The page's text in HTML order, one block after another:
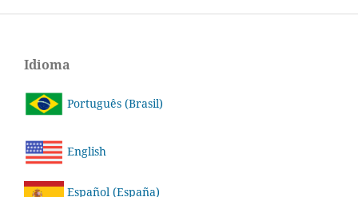
Idioma
Português (Brasil)
English
Español (España)